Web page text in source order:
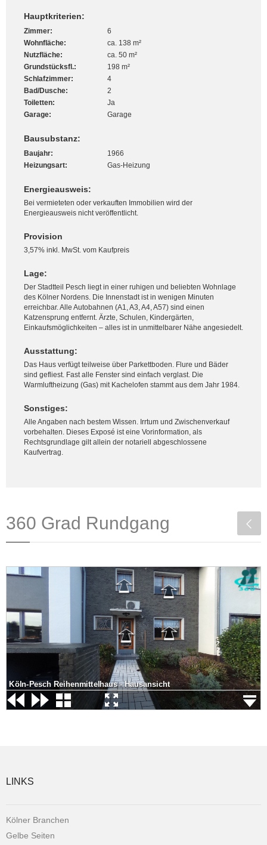
Hauptkriterien:
Zimmer:
6
Wohnfläche:
ca. 138 m²
Nutzfläche:
ca. 50 m²
Grundstücksfl.:
198 m²
Schlafzimmer:
4
Bad/Dusche:
2
Toiletten:
Ja
Garage:
Garage
Bausubstanz:
Baujahr:
1966
Heizungsart:
Gas-Heizung
Energieausweis:
Bei vermieteten oder verkauften Immobilien wird der
Energieausweis nicht veröffentlicht.
Provision
3,57% inkl. MwSt. vom Kaufpreis
Lage:
Der Stadtteil Pesch liegt in einer ruhigen und beliebten Wohnlage
des Kölner Nordens. Die Innenstadt ist in wenigen Minuten
erreichbar. Alle Autobahnen (A1, A3, A4, A57) sind einen
Katzensprung entfernt. Ärzte, Schulen, Kindergärten,
Einkaufsmöglichkeiten – alles ist in unmittelbarer Nähe angesiedelt.
Ausstattung:
Das Haus verfügt teilweise über Parkettboden. Flure und Bäder
sind gefliest. Fast alle Fenster sind einfach verglast. Die
Warmluftheizung (Gas) mit Kachelofen stammt aus dem Jahr 1984.
Sonstiges:
Alle Angaben nach bestem Wissen. Irrtum und Zwischenverkauf
vorbehalten. Dieses Exposé ist eine Vorinformation, als
Rechtsgrundlage gilt allein der notariell abgeschlossene
Kaufvertrag.
360 Grad Rundgang
Köln-Pesch Reihenmittelhaus - Hausansicht
LINKS
Kölner Branchen
Gelbe Seiten